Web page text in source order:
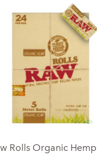
Rolls Organic Hemp